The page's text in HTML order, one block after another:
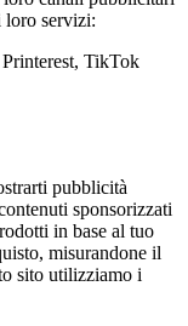
loro servizi:
TikTok
pubblicità
sponsorizzati
in base al tuo
misurandone il
sito utilizziamo i